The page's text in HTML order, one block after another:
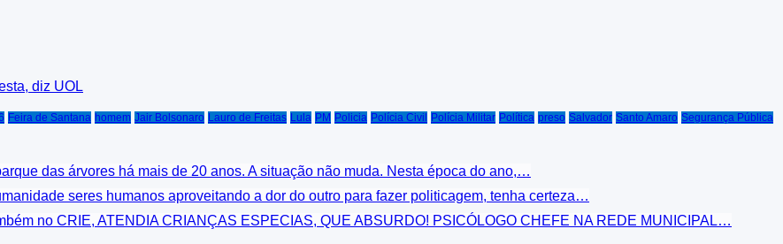
diz UOL
Feira de Santana homem Jair Bolsonaro Lauro de Freitas Lula PM Policia Polícia Civil Polícia Militar Política preso Salvador Santo Amaro Segurança Pública
das árvores há mais de 20 anos. A situação não muda. Nesta época do ano,…
seres humanos aproveitando a dor do outro para fazer politicagem, tenha certeza…
no CRIE, ATENDIA CRIANÇAS ESPECIAS, QUE ABSURDO! PSICÓLOGO CHEFE NA REDE MUNICIPAL…